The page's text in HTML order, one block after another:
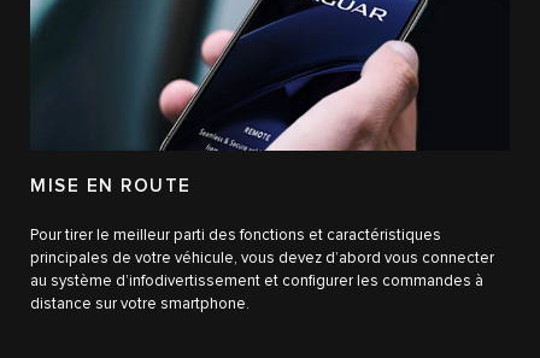
MISE EN ROUTE
Pour tirer le meilleur parti des fonctions et caractéristiques
principales de votre véhicule, vous devez d’abord vous connecter
au système d’infodivertissement et configurer les commandes à
distance sur votre smartphone.